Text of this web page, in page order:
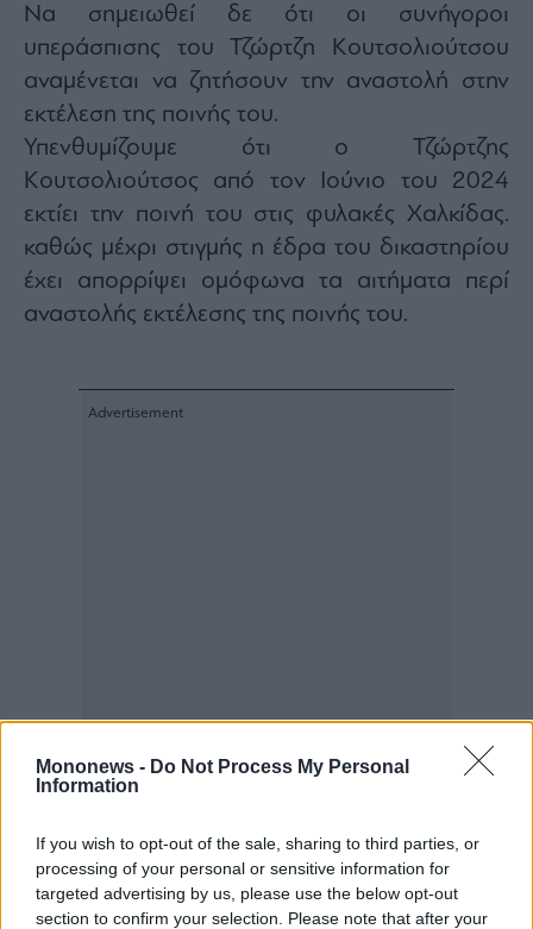
Mononews - Do Not Process My Personal
Information
If you wish to opt-out of the sale, sharing to third parties, or
processing of your personal or sensitive information for
targeted advertising by us, please use the below opt-out
section to confirm your selection. Please note that after your
Να σημειωθεί δε ότι οι συνήγοροι
υπεράσπισης του Τζώρτζη Κουτσολιούτσου
αναμένεται να ζητήσουν την αναστολή στην
εκτέλεση της ποινής του.
Υπενθυμίζουμε ότι ο Τζώρτζης
Κουτσολιούτσος από τον Ιούνιο του 2024
εκτίει την ποινή του στις φυλακές Χαλκίδας.
καθώς μέχρι στιγμής η έδρα του δικαστηρίου
έχει απορρίψει ομόφωνα τα αιτήματα περί
αναστολής εκτέλεσης της ποινής του.